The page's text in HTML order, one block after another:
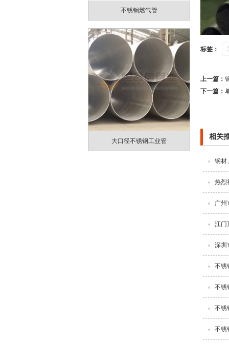
不锈钢燃气管
大口径不锈钢工业管
标签：
上一篇：
下一篇：
相关
钢材
热烈
广州
江门
深圳
不锈
不锈
不锈
不锈